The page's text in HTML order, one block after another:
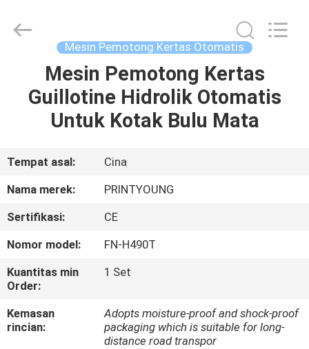
RUMAH
PRODUK
VIDEO
KAMI
TUR
PABRIK
Industry
Co.,Ltd.
Mesin Pemotong Kertas Otomatis
Mesin Pemotong Kertas
Guillotine Hidrolik Otomatis
Untuk Kotak Bulu Mata
Tempat asal:
Cina
Nama merek:
PRINTYOUNG
Sertifikasi:
CE
Nomor model:
FN-H490T
Kuantitas min
Order:
1 Set
Kemasan
rincian:
Adopts moisture-proof and shock-proof
packaging which is suitable for long-
distance road transpor